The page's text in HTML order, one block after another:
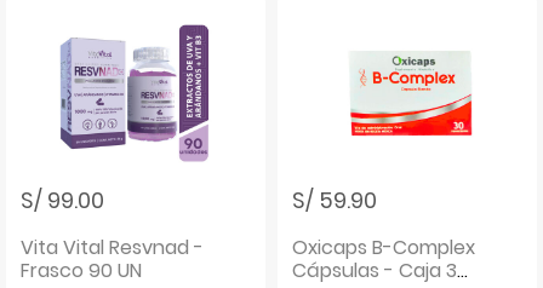
S/ 99.00
Vita Vital Resvnad -
Frasco 90 UN
S/ 59.90
Oxicaps B-Complex
Cápsulas - Caja 30